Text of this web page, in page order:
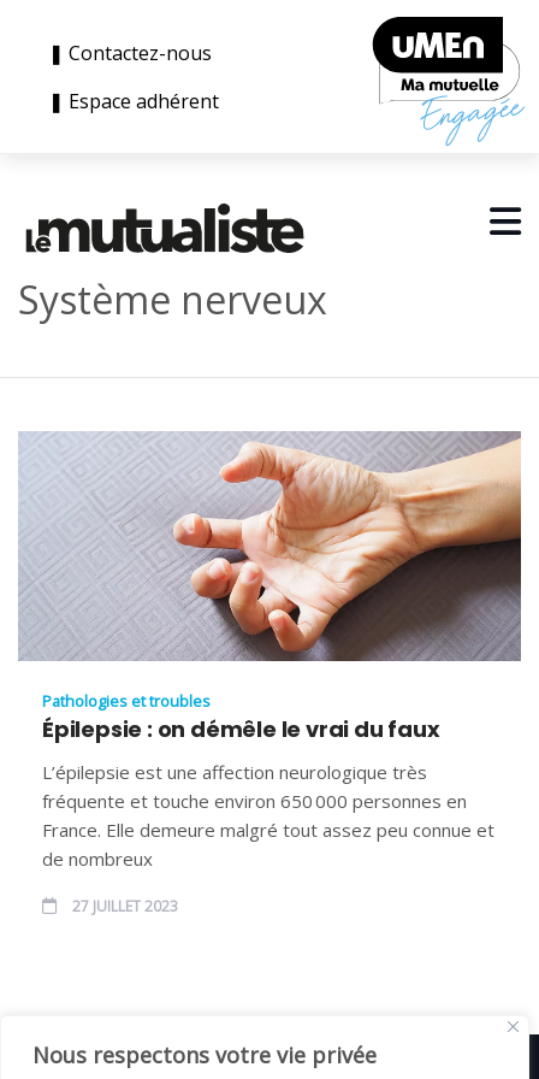
Nous respectons votre vie privée
❚ Contactez-nous
❚ Espace adhérent
Système nerveux
Pathologies et troubles
Épilepsie : on démêle le vrai du faux
L’épilepsie est une affection neurologique très
fréquente et touche environ 650 000 personnes en
France. Elle demeure malgré tout assez peu connue et
de nombreux
27 JUILLET 2023